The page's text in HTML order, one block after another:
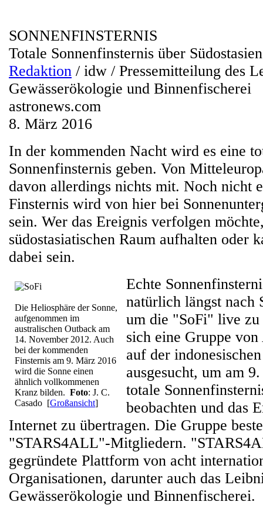
SONNENFINSTERNIS
Totale Sonnenfinsternis über Südostasien
Redaktion / idw / Pressemitteilung des
Gewässerökologie und Binnenfischerei
astronews.com
8. März 2016
In der kommenden Nacht wird es eine
Sonnenfinsternis geben. Von
davon allerdings nichts mit. Noch nicht
Finsternis wird von hier bei
sein. Wer das Ereignis verfolgen
südostasiatischen Raum aufhalten oder
dabei sein.
Die Heliosphäre der Sonne,
aufgenommen im
australischen Outback am
14. November 2012. Auch
bei der kommenden
Finsternis am 9. März 2016
wird die Sonne einen
ähnlich vollkommenen
Kranz bilden. Foto: J. C.
Casado [Großansicht]
Echte
natürlich längst nach
um die "SoFi" live zu
sich eine Gruppe
auf der
ausgesucht, um am
totale
beobachten und das
Internet zu übertragen. Die Gruppe
"STARS4ALL"-Mitgliedern.
gegründete Plattform von acht
Organisationen, darunter auch das
Gewässerökologie und Binnenfischerei.